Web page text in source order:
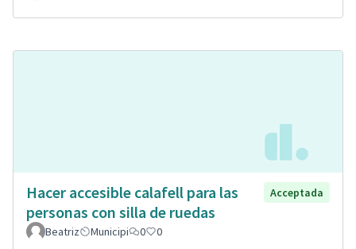
Hacer accesible calafell para las
personas con silla de ruedas
Acceptada
Beatriz Municipi 0 0